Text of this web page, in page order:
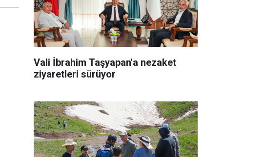
Vali İbrahim Taşyapan'a nezaket
ziyaretleri sürüyor